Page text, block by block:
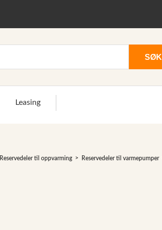
SØK
Leasing
Reservedeler til oppvarming Reservedeler til varmepumper